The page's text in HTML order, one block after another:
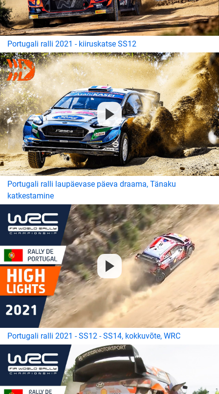
Portugali ralli 2021 - kiiruskatse SS12
Portugali ralli laupäevase päeva draama, Tänaku
katkestamine
Portugali ralli 2021 - SS12 - SS14, kokkuvõte, WRC